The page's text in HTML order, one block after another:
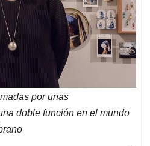
por unas
doble función en el mundo